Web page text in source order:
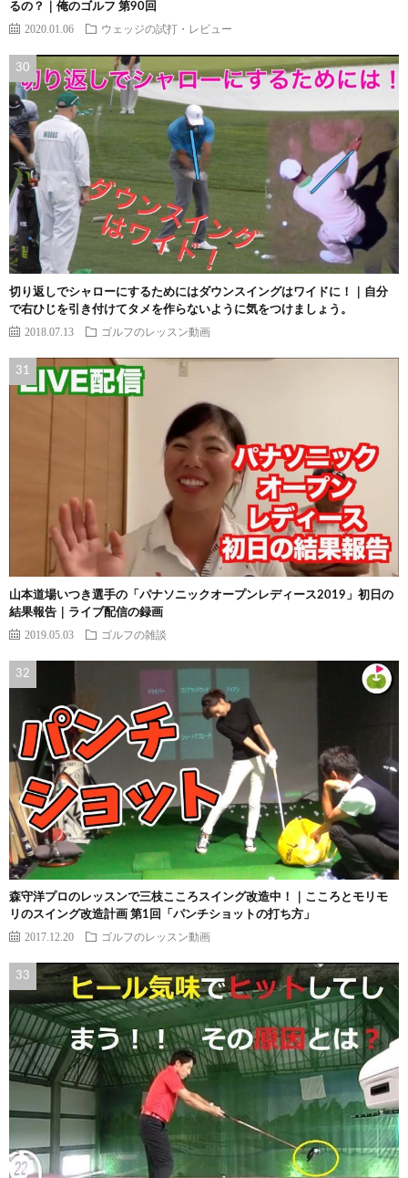
るの？｜俺のゴルフ 第90回
2020.01.06 ウェッジの試打・レビュー
切り返しでシャローにするためにはダウンスイングはワイドに！｜自分
で右ひじを引き付けてタメを作らないように気をつけましょう。
2018.07.13 ゴルフのレッスン動画
山本道場いつき選手の「パナソニックオープンレディース2019」初日の
結果報告｜ライブ配信の録画
2019.05.03 ゴルフの雑談
森守洋プロのレッスンで三枝こころスイング改造中！｜こころとモリモ
リのスイング改造計画 第1回「パンチショットの打ち方」
2017.12.20 ゴルフのレッスン動画